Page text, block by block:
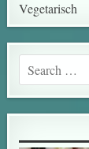
Vegetarisch
Search for: